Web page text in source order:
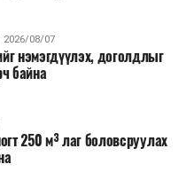
2026/08/07
нэмэгдүүлэх, доголдлыг
байна
250 м³ лаг боловсруулах